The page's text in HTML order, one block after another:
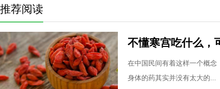
推荐阅读
不懂寒宫吃什么，
在中国民间有着这样一个概
身体的药其实并没有太大的...